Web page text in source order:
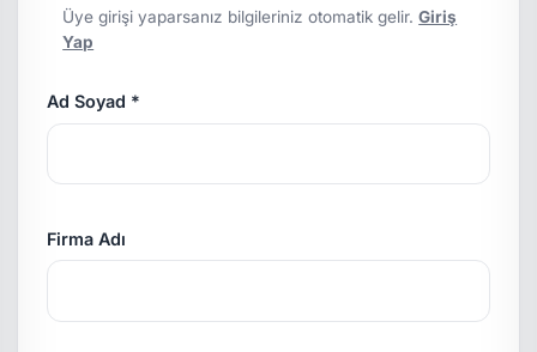
Üye girişi yaparsanız bilgileriniz otomatik gelir.Giriş
Yap
Ad Soyad *
Firma Adı